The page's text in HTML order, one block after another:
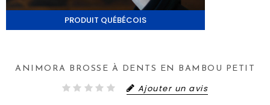
PRODUIT QUÉBÉCOIS
ANIMORA BROSSE À DENTS EN BAMBOU PETIT
Ajouter un avis